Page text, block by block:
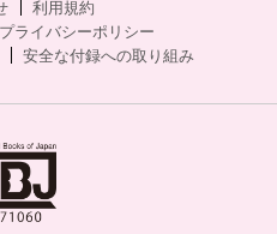
利用規約
プライバシーポリシー
安全な付録への取り組み